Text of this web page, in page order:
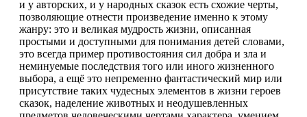
и у авторских, и у народных сказок есть схожие черты,
позволяющие отнести произведение именно к этому
жанру: это и великая мудрость жизни, описанная
простыми и доступными для понимания детей словами,
это всегда пример противостояния сил добра и зла и
неминуемые последствия того или иного жизненного
выбора, а ещё это непременно фантастический мир или
присутствие таких чудесных элементов в жизни героев
сказок, наделение животных и неодушевленных